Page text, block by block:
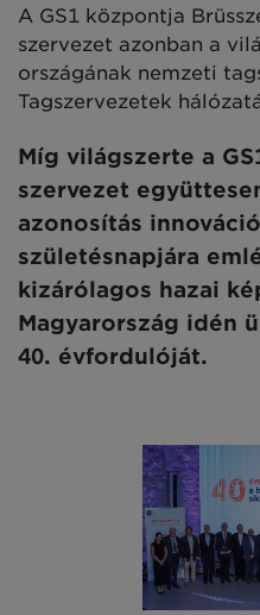
A GS1 központja
szervezet azonban a
országának nemzeti
Tagszervezetek
Míg világszerte a
szervezet
azonosítás
születésnapjára
kizárólagos hazai
Magyarország idén
40. évfordulóját.